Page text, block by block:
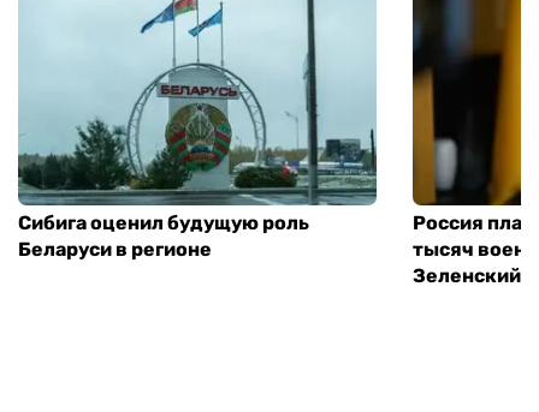
Сибига оценил будущую роль
Беларуси в регионе
Россия
тысяч
Зеленский